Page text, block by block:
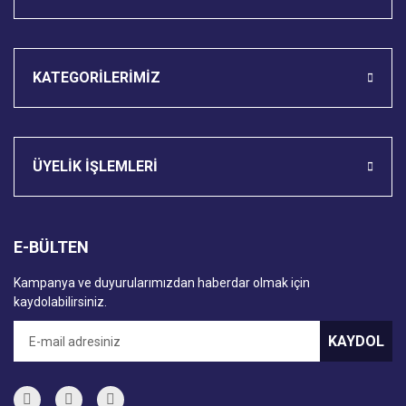
KATEGORİLERİMİZ
ÜYELİK İŞLEMLERİ
E-BÜLTEN
Kampanya ve duyurularımızdan haberdar olmak için
kaydolabilirsiniz.
KAYDOL